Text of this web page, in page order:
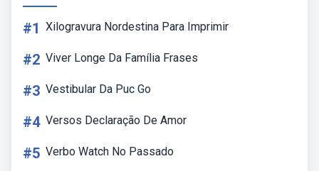
#1 Xilogravura Nordestina Para Imprimir
#2 Viver Longe Da Família Frases
#3 Vestibular Da Puc Go
#4 Versos Declaração De Amor
#5 Verbo Watch No Passado